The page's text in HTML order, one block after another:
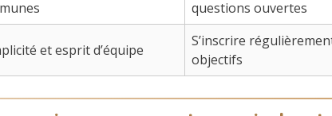
questions ouvertes
et esprit d’équipe
S’inscrire
objectifs